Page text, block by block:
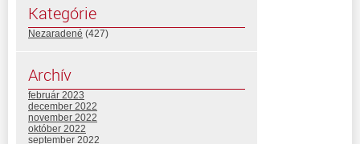
Kategórie
Nezaradené (427)
Archív
február 2023
december 2022
november 2022
október 2022
september 2022